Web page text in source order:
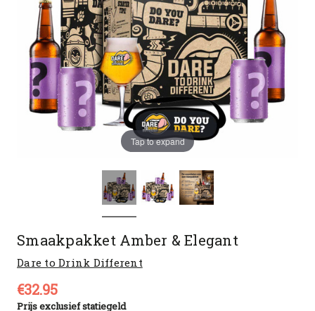
Tap to expand
Smaakpakket Amber & Elegant
Dare to Drink Different
€32.95
Prijs exclusief statiegeld